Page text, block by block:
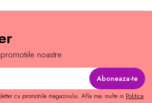
noastre
cu promotiile magazinului. Afla mai multe in Politica